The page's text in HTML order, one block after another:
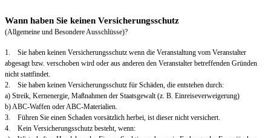
Wann haben Sie keinen Versicherungsschutz
(Allgemeine und Besondere Ausschlüsse)?
1. Sie haben keinen Versicherungsschutz wenn die Veranstaltung vom Veranstalter
abgesagt bzw. verschoben wird oder aus anderen den Veranstalter betreffenden Gründen
nicht stattfindet.
2. Sie haben keinen Versicherungsschutz für Schäden, die entstehen durch:
a) Streik, Kernenergie, Maßnahmen der Staatsgewalt (z. B. Einreiseverweigerung)
b) ABC-Waffen oder ABC-Materialien.
3. Führen Sie einen Schaden vorsätzlich herbei, ist dieser nicht versichert.
4. Kein Versicherungsschutz besteht, wenn: